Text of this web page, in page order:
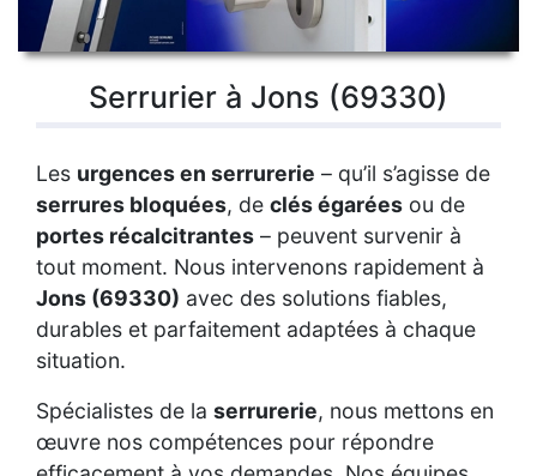
Serrurier à Jons (69330)
Les urgences en serrurerie – qu’il s’agisse de
serrures bloquées, de clés égarées ou de
portes récalcitrantes – peuvent survenir à
tout moment. Nous intervenons rapidement à
Jons (69330) avec des solutions fiables,
durables et parfaitement adaptées à chaque
situation.
Spécialistes de la serrurerie, nous mettons en
œuvre nos compétences pour répondre